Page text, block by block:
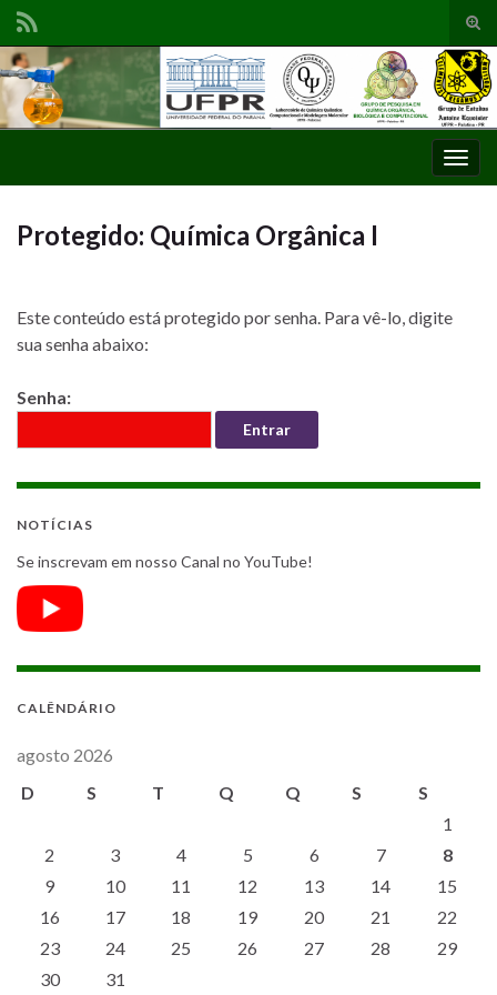
de
Protegido: Química Orgânica I
Este conteúdo está protegido por senha. Para vê-lo, digite
sua senha abaixo:
Senha:
NOTÍCIAS
Se inscrevam em nosso Canal no YouTube!
CALÊNDÁRIO
agosto 2026
D
S T Q Q S
S
1
2
3 4 5 6 7
8
9
10 11 12 13 14
15
16
17 18 19 20 21
22
23
24 25 26 27 28
29
30
31